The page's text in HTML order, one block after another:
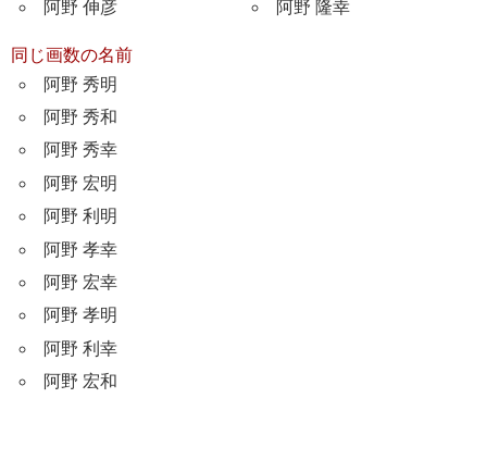
阿野 伸彦 阿野 隆幸
同じ画数の名前
阿野 秀明
阿野 秀和
阿野 秀幸
阿野 宏明
阿野 利明
阿野 孝幸
阿野 宏幸
阿野 孝明
阿野 利幸
阿野 宏和